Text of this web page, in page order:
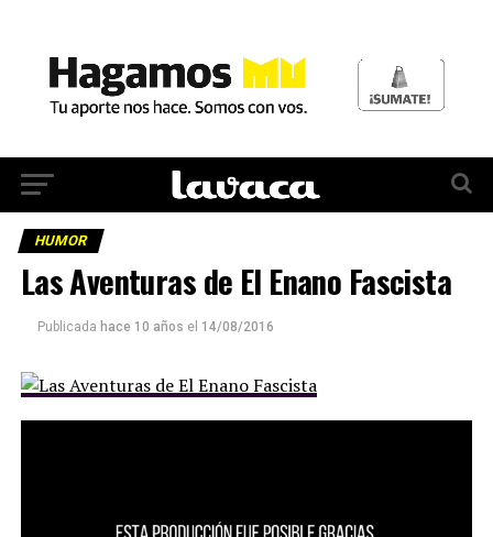
HUMOR
Las Aventuras de El Enano Fascista
Publicada hace 10 años el 14/08/2016